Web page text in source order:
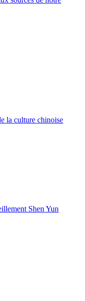
la culture chinoise
Shen Yun